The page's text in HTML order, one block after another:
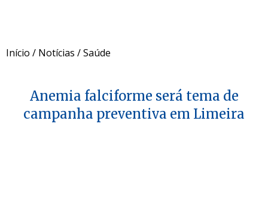
Início / Notícias /Saúde
Anemia falciforme será tema de
campanha preventiva em Limeira